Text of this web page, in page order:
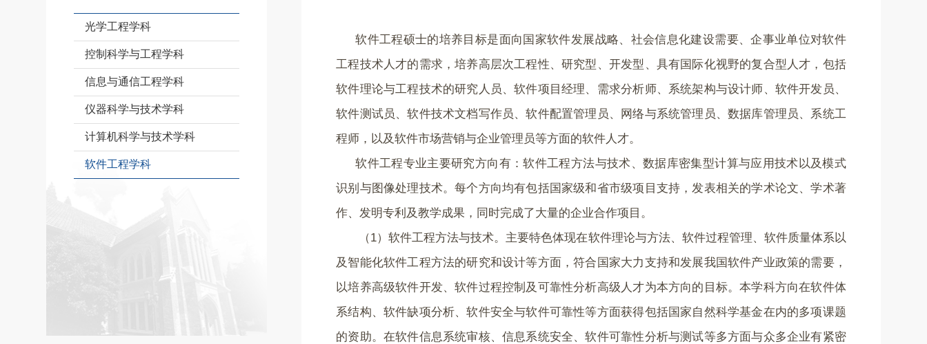
光学工程学科
控制科学与工程学科
信息与通信工程学科
仪器科学与技术学科
计算机科学与技术学科
软件工程学科
软件工程硕士的培养目标是面向国家软件发展战略、社会信息化建设需要、企事业单位对软件
工程技术人才的需求，培养高层次工程性、研究型、开发型、具有国际化视野的复合型人才，包括
软件理论与工程技术的研究人员、软件项目经理、需求分析师、系统架构与设计师、软件开发员、
软件测试员、软件技术文档写作员、软件配置管理员、网络与系统管理员、数据库管理员、系统工
程师，以及软件市场营销与企业管理员等方面的软件人才。
软件工程专业主要研究方向有：软件工程方法与技术、数据库密集型计算与应用技术以及模式
识别与图像处理技术。每个方向均有包括国家级和省市级项目支持，发表相关的学术论文、学术著
作、发明专利及教学成果，同时完成了大量的企业合作项目。
（1）软件工程方法与技术。主要特色体现在软件理论与方法、软件过程管理、软件质量体系以
及智能化软件工程方法的研究和设计等方面，符合国家大力支持和发展我国软件产业政策的需要，
以培养高级软件开发、软件过程控制及可靠性分析高级人才为本方向的目标。本学科方向在软件体
系结构、软件缺项分析、软件安全与软件可靠性等方面获得包括国家自然科学基金在内的多项课题
的资助。在软件信息系统审核、信息系统安全、软件可靠性分析与测试等多方面与众多企业有紧密